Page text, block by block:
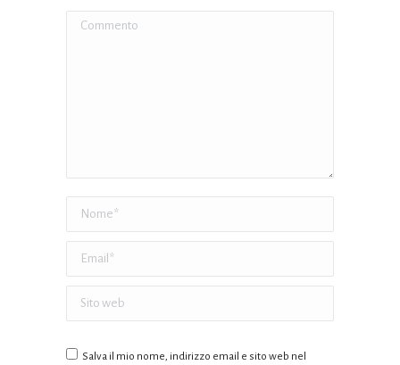
Commento
Nome *
Email *
Sito web
Salva il mio nome, indirizzo email e sito web nel